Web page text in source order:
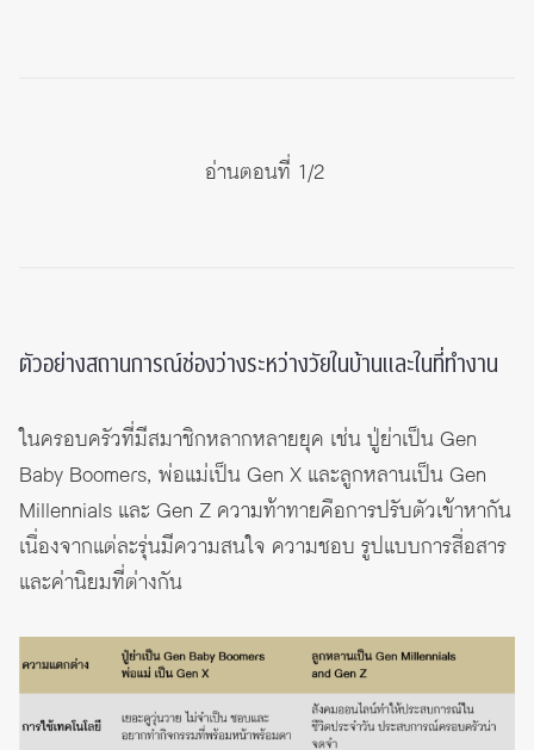
อ่านตอนที่ 1/2
ตัวอย่างสถานการณ์ช่องว่างระหว่างวัยในบ้านและในที่ทำงาน
ในครอบครัวที่มีสมาชิกหลากหลายยุค เช่น ปู่ย่าเป็น Gen
Baby Boomers, พ่อแม่เป็น Gen X และลูกหลานเป็น Gen
Millennials และ Gen Z ความท้าทายคือการปรับตัวเข้าหากัน
เนื่องจากแต่ละรุ่นมีความสนใจ ความชอบ รูปแบบการสื่อสาร
และค่านิยมที่ต่างกัน